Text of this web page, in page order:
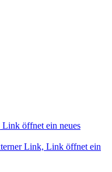
öffnet ein neues
Link, Link öffnet ein